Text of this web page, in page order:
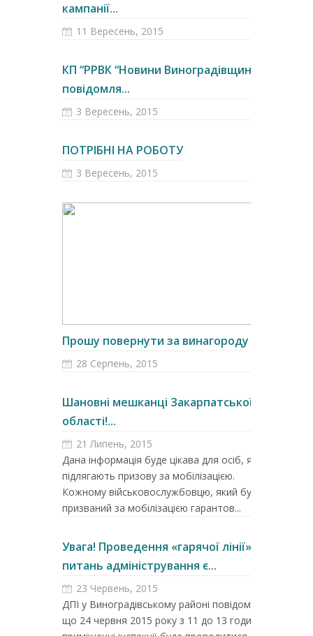
кампанії...
11 Вересень, 2015
КП “РРВК “Новини Виноградівщини”
повідомля...
3 Вересень, 2015
ПОТРІБНІ НА РОБОТУ
3 Вересень, 2015
Прошу повернути за винагороду
28 Серпень, 2015
Шановні мешканці Закарпатської
області!...
21 Липень, 2015
Дана інформація буде цікава для осіб, які
підлягають призову за мобілізацією.
Кожному військовослужбовцю, який був
призваний за мобілізацією гарантов...
Увага! Проведення «гарячої лінії» з
питань адміністрування є...
23 Червень, 2015
ДПІ у Виноградівському районі повідомляє,
що 24 червня 2015 року з 11 до 13 години в